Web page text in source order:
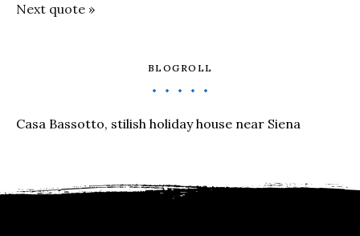
Next quote »
BLOGROLL
Casa Bassotto, stilish holiday house near Siena